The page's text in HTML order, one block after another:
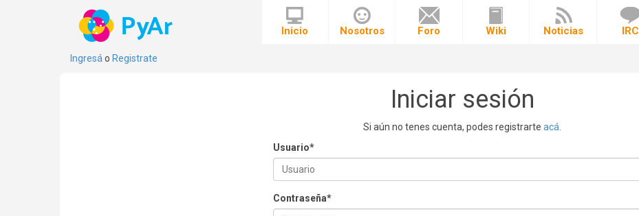
Ingresá o Registrate
Inicio Nosotros Foro Wiki Noticias IRC
Iniciar sesión
Si aún no tenes cuenta, podes registrarte acá
Usuario*
Contraseña*